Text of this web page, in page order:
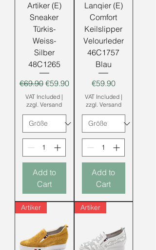
Artiker (E)
Sneaker
Türkis-
Weiss-
Silber
48C1265
Regular Price
€69.90 Sale Price
€59.90
VAT Included |
zzgl. Versand
Add to
Cart
Lanqier (E)
Comfort
Keilslipper
Velourleder
46C1757
Blau
Price
€59.90
VAT Included|
zzgl. Versand
Add to
Cart
Artiker Artiker